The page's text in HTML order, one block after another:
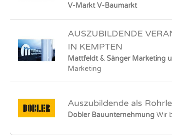
V-Markt V-Baumarkt
AUSZUBILDENDE
IN KEMPTEN
Mattfeldt & Sänger Marketing
Marketing
Auszubildende als
Dobler Bauunternehmung Wir